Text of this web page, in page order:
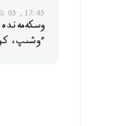
17:45, 05 تامىز 2026
ءوشىپ،